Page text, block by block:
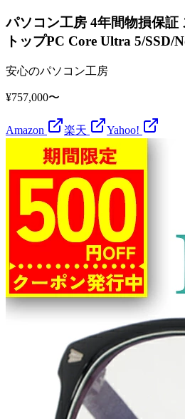
パソコン工房 4年間物損保証
トップPC Core Ultra 5/SSD/
安心のパソコン工房
¥757,000〜
Amazon 楽天 Yahoo!